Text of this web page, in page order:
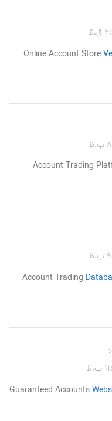
Online Account Store
Account Trading
Account Trading
Guaranteed Accounts